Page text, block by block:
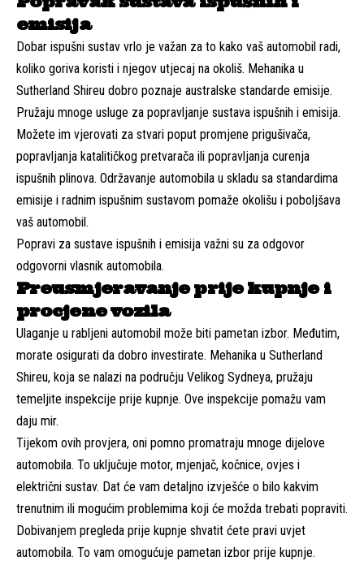
emisija
Dobar ispušni sustav vrlo je važan za to kako vaš automobil radi,
koliko goriva koristi i njegov utjecaj na okoliš. Mehanika u
Sutherland Shireu dobro poznaje australske standarde emisije.
Pružaju mnoge usluge za popravljanje sustava ispušnih i emisija.
Možete im vjerovati za stvari poput promjene prigušivača,
popravljanja katalitičkog pretvarača ili popravljanja curenja
ispušnih plinova. Održavanje automobila u skladu sa standardima
emisije i radnim ispušnim sustavom pomaže okolišu i poboljšava
vaš automobil.
Popravi za sustave ispušnih i emisija važni su za odgovor
odgovorni vlasnik automobila.
Preusmjeravanje prije kupnje i
procjene vozila
Ulaganje u rabljeni automobil može biti pametan izbor. Međutim,
morate osigurati da dobro investirate. Mehanika u Sutherland
Shireu, koja se nalazi na području Velikog Sydneya, pružaju
temeljite inspekcije prije kupnje. Ove inspekcije pomažu vam
daju mir.
Tijekom ovih provjera, oni pomno promatraju mnoge dijelove
automobila. To uključuje motor, mjenjač, ​​kočnice, ovjes i
električni sustav. Dat će vam detaljno izvješće o bilo kakvim
trenutnim ili mogućim problemima koji će možda trebati popraviti.
Dobivanjem pregleda prije kupnje shvatit ćete pravi uvjet
automobila. To vam omogućuje pametan izbor prije kupnje.